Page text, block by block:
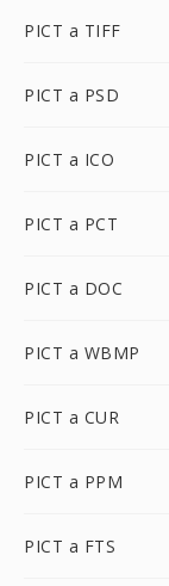
PICT a TIFF
PICT a PSD
PICT a ICO
PICT a PCT
PICT a DOC
PICT a WBMP
PICT a CUR
PICT a PPM
PICT a FTS